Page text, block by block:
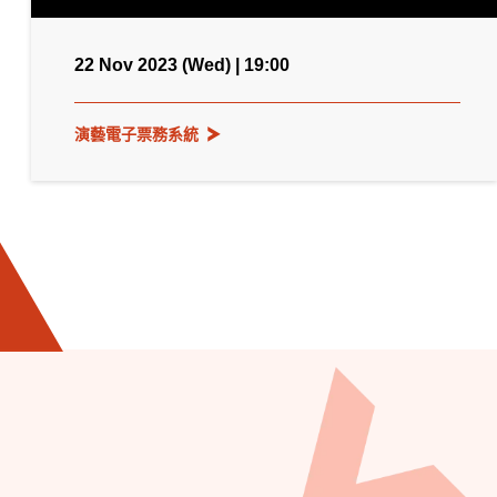
22 Nov 2023 (Wed) | 19:00
演藝電子票務系統